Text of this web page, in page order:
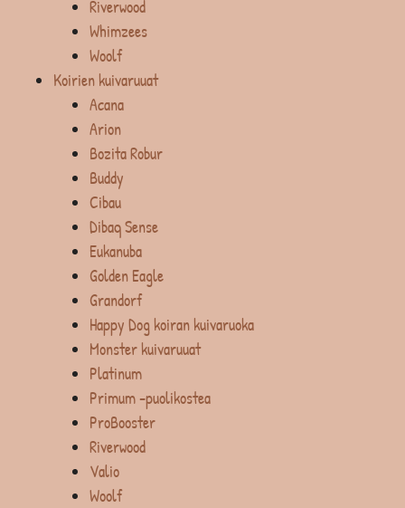
Riverwood
Whimzees
Woolf
Koirien kuivaruuat
Acana
Arion
Bozita Robur
Buddy
Cibau
Dibaq Sense
Eukanuba
Golden Eagle
Grandorf
Happy Dog koiran kuivaruoka
Monster kuivaruuat
Platinum
Primum -puolikostea
ProBooster
Riverwood
Valio
Woolf